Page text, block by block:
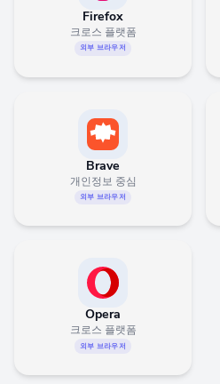
Firefox
크로스 플랫폼
외부 브라우저
Brave
개인정보 중심
외부 브라우저
Opera
크로스 플랫폼
외부 브라우저